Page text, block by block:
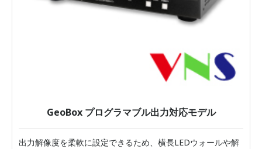
GeoBox プログラマブル出力対応モデル
出力解像度を柔軟に設定できるため、横長LEDウォールや解